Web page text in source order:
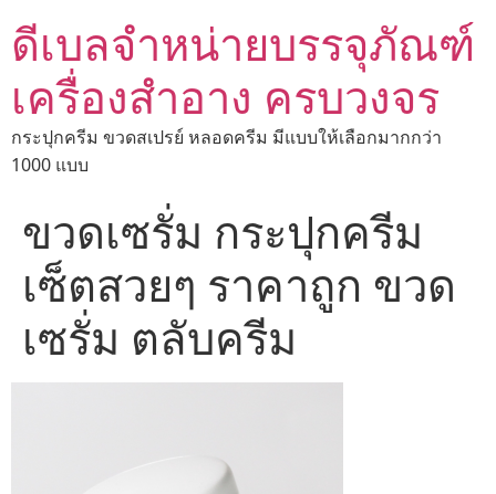
ดีเบลจำหน่ายบรรจุภัณฑ์
เครื่องสำอาง ครบวงจร
กระปุกครีม ขวดสเปรย์ หลอดครีม มีแบบให้เลือกมากกว่า
1000 แบบ
ขวดเซรั่ม กระปุกครีม
เซ็ตสวยๆ ราคาถูก ขวด
เซรั่ม ตลับครีม